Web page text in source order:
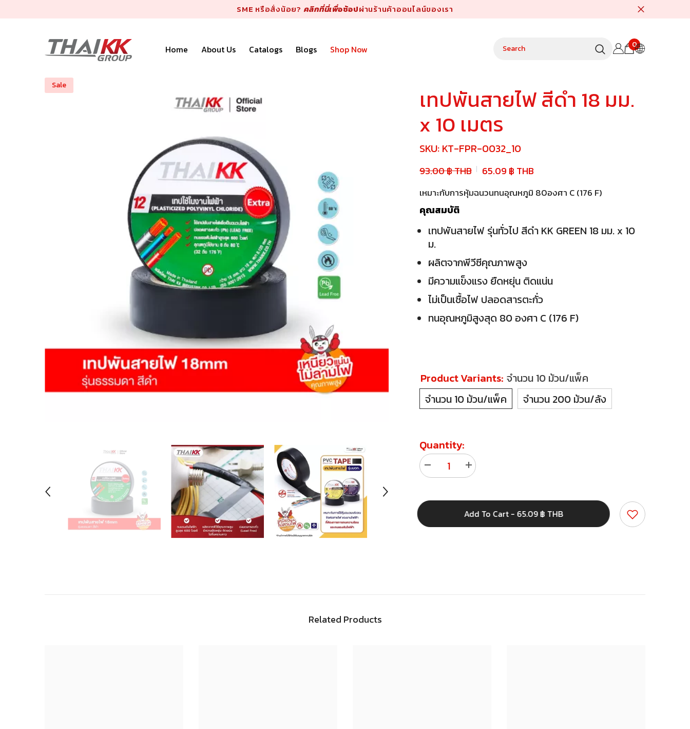
SME หรือสั่งน้อย? คลิกที่นี่เพื่อช้อปผ่านร้านค้าออนไลน์ของเรา
Home About Us Catalogs Blogs Shop Now 00
items
Sale
เทปพันสายไฟ สีดำ 18 มม.
x 10 เมตร
SKU: KT-FPR-0032_10
93.00 ฿ THB 65.09 ฿ THB
เหมาะกับการหุ้มฉนวนทนอุณหภูมิ 80องศา C (176 F)
คุณสมบัติ
เทปพันสายไฟ รุ่นทั่วไป สีดำ KK GREEN 18 มม. x 10
ม.
ผลิตจากพีวีซีคุณภาพสูง
มีความแข็งแรง ยืดหยุ่น ติดแน่น
ไม่เป็นเชื้อไฟ ปลอดสารตะกั่ว
ทนอุณหภูมิสูงสุด 80 องศา C (176 F)
Product Variants: จำนวน 10 ม้วน/แพ็ค
จำนวน 10 ม้วน/แพ็ค
จำนวน 200 ม้วน/ลัง
Quantity:
Decrease
quantity
เทป
Increase
quantity
เทป
พัน
Add To Cart - 65.09 ฿ THB
Related Products